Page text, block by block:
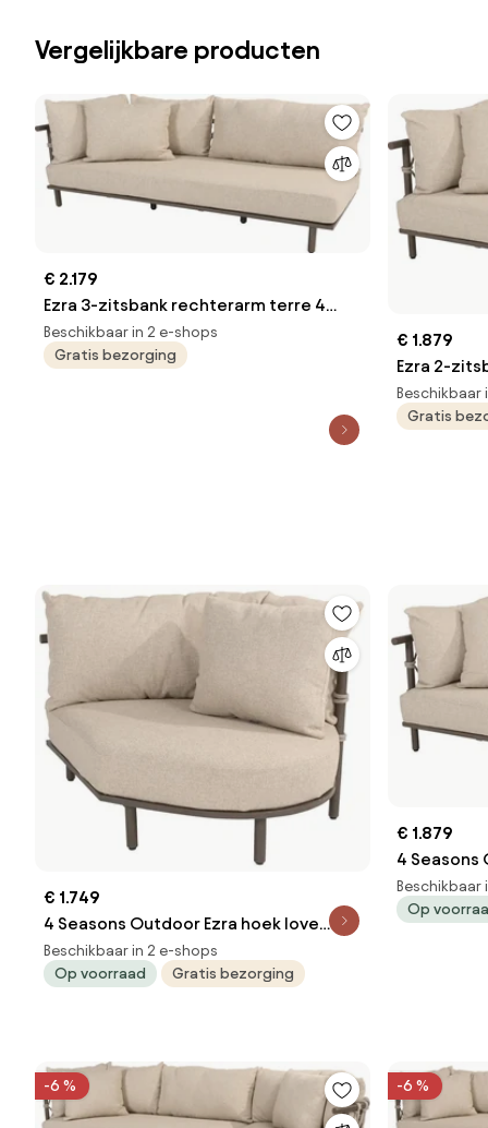
Vergelijkbare producten
€ 2.179
Ezra 3-zitsbank rechterarm terre 4
Seasons Outdoor
Beschikbaar in 2 e-shops
Gratis bezorging
€ 1.879
Ezra 2-
Seasons
Beschikbaar
Gratis
€ 1.749
4 Seasons Outdoor Ezra hoek love
island terre LoungebankLoungeset
bruin weerbestendig
Beschikbaar in 2 e-shops
Op voorraad
Gratis bezorging
€ 1.879
4 Seasons
met
Beschikbaar
Op
-6 % -6 %